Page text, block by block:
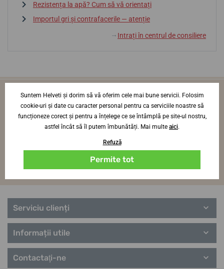
Rezistența la apă? Cum să vă orientați
Importul gri și contrafacerile — atenție
↓ Intrați în centrul de consiliere
Vei fi primul care află noutăți din lumea
ceasurilor
O dată pe lună, direct pe adresa ta de e-mail
cu primireanoutăților interesante.
Serviciu clienți
Informații utile
Contactaţi-ne
Suntem Helveti și dorim să vă oferim cele mai bune servicii. Folosim
cookie-uri și date cu caracter personal pentru ca serviciile noastre să
funcționeze corect și pentru a înțelege ce se întâmplă pe site-ul nostru,
astfel încât să îl putem îmbunătăți. Mai multe aici.
Refuză
Permite tot